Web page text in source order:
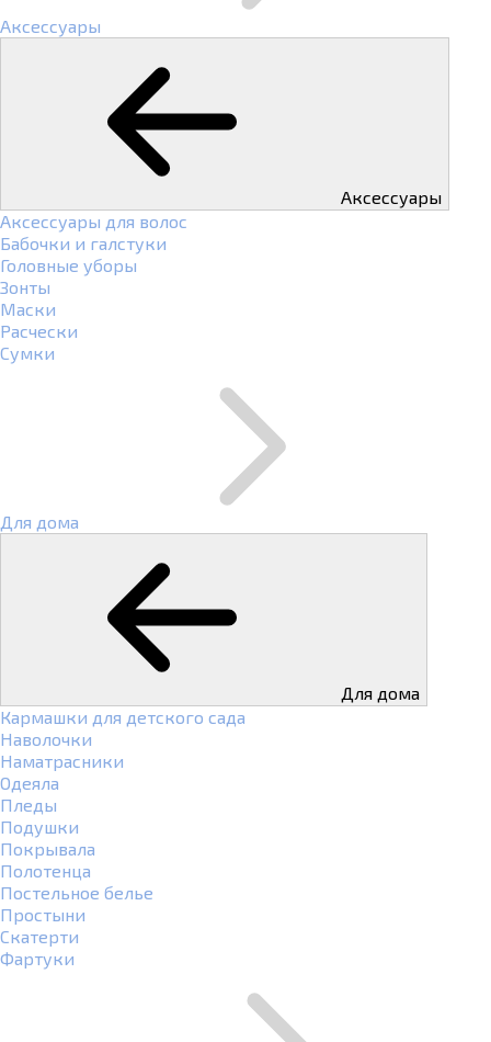
Аксессуары
Аксессуары
Аксессуары для волос
Бабочки и галстуки
Головные уборы
Зонты
Маски
Расчески
Сумки
Для дома
Для дома
Кармашки для детского сада
Наволочки
Наматрасники
Одеяла
Пледы
Подушки
Покрывала
Полотенца
Постельное белье
Простыни
Скатерти
Фартуки